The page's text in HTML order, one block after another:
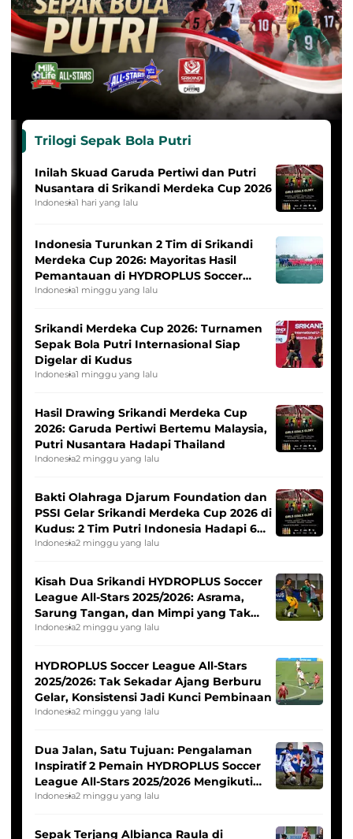
Trilogi Sepak Bola Putri
Inilah Skuad Garuda Pertiwi dan Putri
Nusantara di Srikandi Merdeka Cup 2026
Indonesia1 hari yang lalu
Indonesia Turunkan 2 Tim di Srikandi
Merdeka Cup 2026: Mayoritas Hasil
Pemantauan di HYDROPLUS Soccer
League
Indonesia1 minggu yang lalu
Srikandi Merdeka Cup 2026: Turnamen
Sepak Bola Putri Internasional Siap
Digelar di Kudus
Indonesia1 minggu yang lalu
Hasil Drawing Srikandi Merdeka Cup
2026: Garuda Pertiwi Bertemu Malaysia,
Putri Nusantara Hadapi Thailand
Indonesia2 minggu yang lalu
Bakti Olahraga Djarum Foundation dan
PSSI Gelar Srikandi Merdeka Cup 2026 di
Kudus: 2 Tim Putri Indonesia Hadapi 6
Tim Asia
Indonesia2 minggu yang lalu
Kisah Dua Srikandi HYDROPLUS Soccer
League All-Stars 2025/2026: Asrama,
Sarung Tangan, dan Mimpi yang Tak
Pernah Padam
Indonesia2 minggu yang lalu
HYDROPLUS Soccer League All-Stars
2025/2026: Tak Sekadar Ajang Berburu
Gelar, Konsistensi Jadi Kunci Pembinaan
Indonesia2 minggu yang lalu
Dua Jalan, Satu Tujuan: Pengalaman
Inspiratif 2 Pemain HYDROPLUS Soccer
League All-Stars 2025/2026 Mengikuti
Seleksi Timnas Indonesia Putri
Indonesia2 minggu yang lalu
Sepak Terjang Albianca Raula di